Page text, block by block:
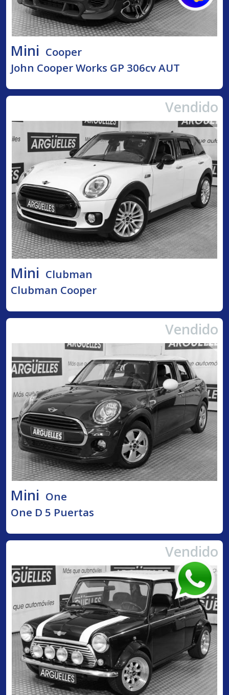
Mini Cooper
John Cooper Works GP 306cv AUT
Vendido
Mini Clubman
Clubman Cooper
Vendido
Mini One
One D 5 Puertas
Vendido